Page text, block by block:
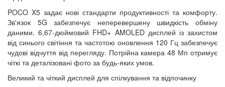
POCO X5 задає нові стандарти продуктивності та комфорту.
Зв'язок 5G забезпечує неперевершену швидкість обміну
даними. 6,67-дюймовий FHD+ AMOLED дисплей із захистом
від синього світіння та частотою оновлення 120 Гц забезпечує
чудові відчуття від перегляду. Потрійна камера 48 Мп отримує
чіткі та деталізовані фото за будь-яких умов.
Великий та чіткий дисплей для спілкування та відпочинку